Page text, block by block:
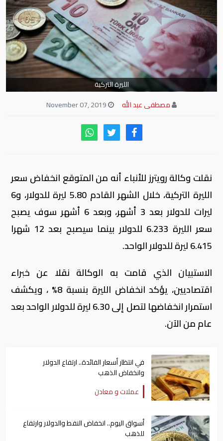
الليرة التركية
مصطفى عبد الله
نقلت وكالة رويترز للأنباء أنه من المتوقع انخفاض سعر
الليرة التركية، خلال الشهر القادم 5.80 ليرة للدولار، و6
ليرات للدولار بعد 3 أشهر، وبعد 6 أشهر سوف يصبح
سعر الليرة 6.233 للدولار بينما سيصبح بعد 12 شهرا
6.415 ليرة للدولار الواحد.
الاستبيان الذي قامت به الوكالة نقلا عن خبراء
اقتصاديين، يؤكد انخفاض الليرة بنسبة 8% ، ويكشف
استمرار انخفاضها لتصل إلى 6.30 ليرة للدولار الواحد بعد
عام من الآن.
في انتظار أسعار الفائدة.. ارتفاع الدولار
وانخفاض الذهب
عملات و معادن
أسواق اليوم.. انخفاض النفط والدولار وارتفاع
للذهب